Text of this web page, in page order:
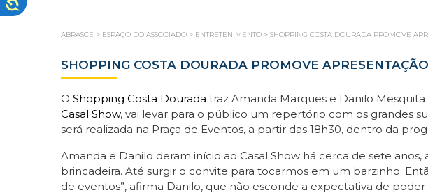
ABRASCE > ESPAÇO DO ASSOCIADO > ENTRETENIMENTO > SHOPPING COSTA DOURADA PROMOVE
SHOPPING COSTA DOURADA PROMOVE
O Shopping Costa Dourada traz Amanda Marques e Danilo
Casal Show, vai levar para o público um repertório com os grandes
será realizada na Praça de Eventos, a partir das 18h30, dentro da
Amanda e Danilo deram início ao Casal Show há cerca de sete
brincadeira. Até surgir o convite para tocarmos em um barzinho.
de eventos”, afirma Danilo, que não esconde a expectativa de